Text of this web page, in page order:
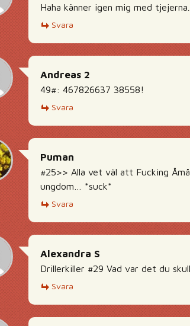
Haha känner igen mig med
Svara
Andreas 2
49#: 467826637 38558!
Svara
Puman
#25>> Alla vet väl att Fucking
ungdom… *suck*
Svara
Alexandra S
Drillerkiller #29 Vad var det du
Svara